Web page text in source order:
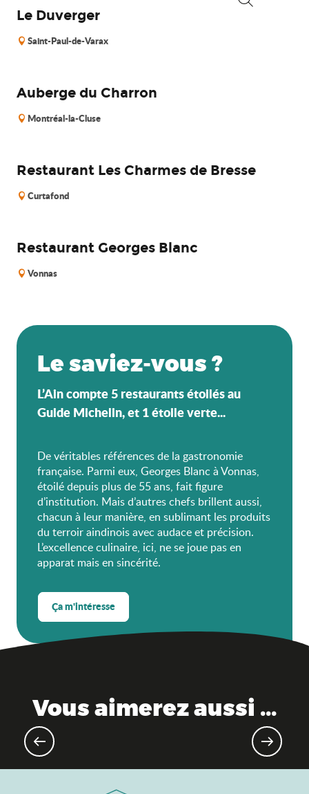
Le Duverger
Saint-Paul-de-Varax
Auberge du Charron
Montréal-la-Cluse
Restaurant Les Charmes de Bresse
Curtafond
Restaurant Georges Blanc
Vonnas
Le saviez-vous ?
L’Ain compte 5 restaurants étoilés au
Guide Michelin, et 1 étoile verte...
De véritables références de la gastronomie
française. Parmi eux, Georges Blanc à Vonnas,
étoilé depuis plus de 55 ans, fait figure
d’institution. Mais d’autres chefs brillent aussi,
chacun à leur manière, en sublimant les produits
du terroir aindinois avec audace et précision.
L’excellence culinaire, ici, ne se joue pas en
apparat mais en sincérité.
Ça m'intéresse
Vous aimerez aussi ...
Saveurs de l'Ain®, l'expérience à